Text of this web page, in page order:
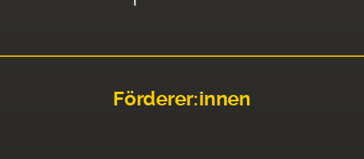
Förderer:innen